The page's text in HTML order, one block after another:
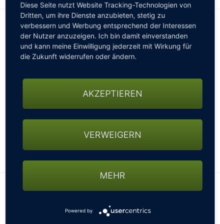
INFORMATIONEN FÜR WOHNMOBILE
Wohnmobile sind auf unserem Platz gern gesehen.Bitte
vor Anreise anmelden!
Keine Stellplätze vorhanden
Keine Stellplätze bis 11m
Kein Wasseranschluss
Kein Stromanschluss
Hunde sind erlaubt
von 5 km 2 Campingplätze vorhanden.
WEITERLESEN
Lage des Clubs
Diese Seite nutzt Website Tracking-Technologien von
Dritten, um ihre Dienste anzubieten, stetig zu
verbessern und Werbung entsprechend der Interessen
der Nutzer anzuzeigen. Ich bin damit einverstanden
und kann meine Einwilligung jederzeit mit Wirkung für
die Zukunft widerrufen oder ändern.
AKZEPTIEREN
VERWEIGERN
MEHR
Powered by